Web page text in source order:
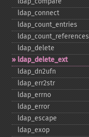
ldap_​connect
ldap_​count_​entries
ldap_​count_​references
ldap_​delete
ldap_​delete_​ext
ldap_​dn2ufn
ldap_​err2str
ldap_​errno
ldap_​error
ldap_​escape
ldap_​exop